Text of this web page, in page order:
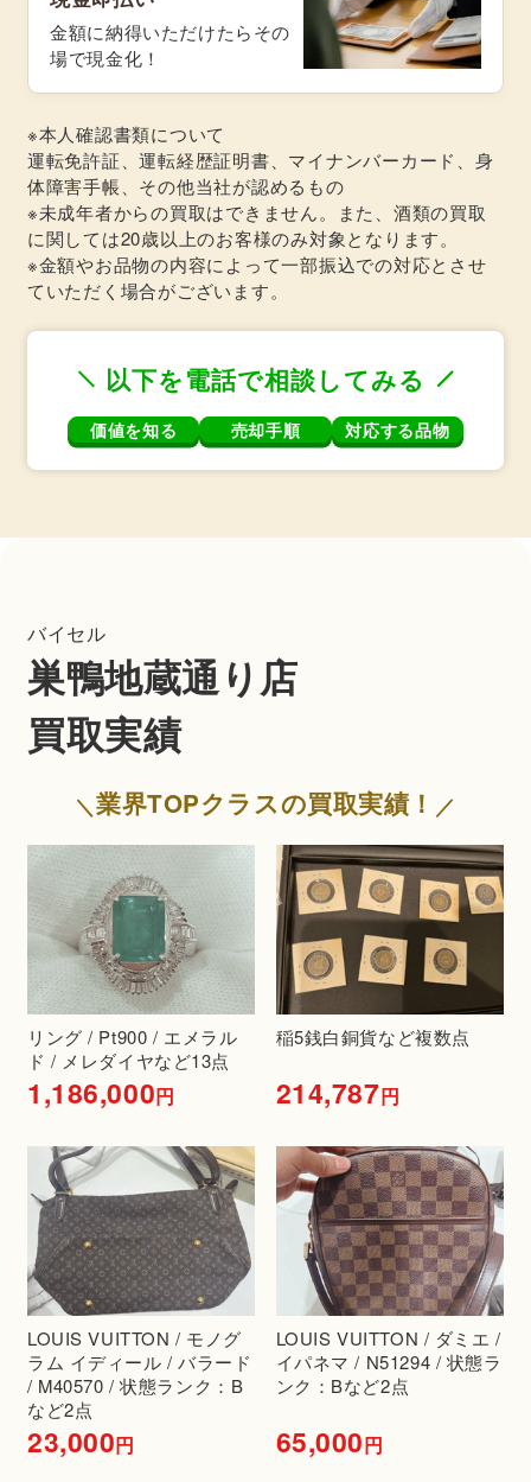
金額に納得いただけたらその
場で現金化！
※本人確認書類について
運転免許証、運転経歴証明書、マイナンバーカード、身
体障害手帳、その他当社が認めるもの
※未成年者からの買取はできません。また、酒類の買取
に関しては20歳以上のお客様のみ対象となります。
※金額やお品物の内容によって一部振込での対応とさせ
ていただく場合がございます。
以下を電話で相談してみる
価値を知る 売却手順 対応する品物
バイセル
巣鴨地蔵通り店
買取実績
業界TOPクラスの買取実績！
リング / Pt900 / エメラル
ド / メレダイヤなど13点
1,186,000円
稲5銭白銅貨など複数点
214,787円
LOUIS VUITTON / モノグ
ラム イディール / バラード
/ M40570 / 状態ランク：B
など2点
23,000円
LOUIS VUITTON / ダミエ /
イパネマ / N51294 / 状態ラ
ンク：Bなど2点
65,000円